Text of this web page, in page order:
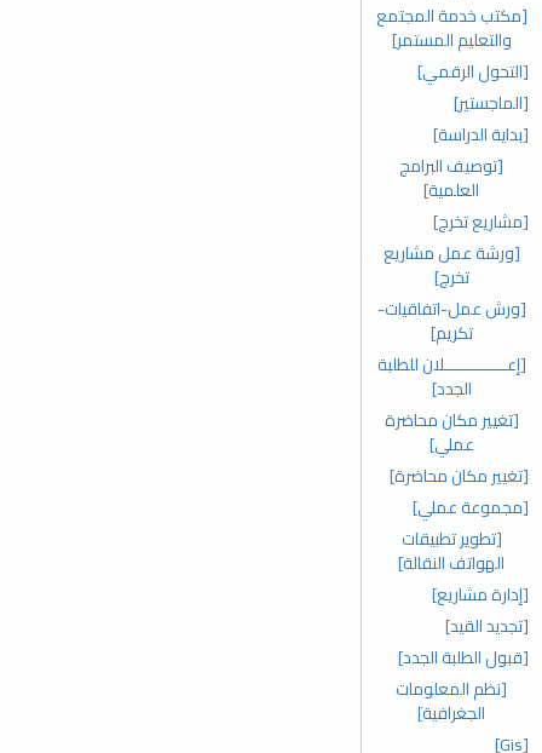
[مكتب خدمة المجتمع
والتعليم المستمر]
[التحول الرقمي]
[الماجستير]
[بداية الدراسة]
[توصيف البرامج
العلمية]
[مشاريع تخرج]
[ورشة عمل مشاريع
تخرج]
[ورش عمل-اتفاقيات-
تكريم]
[إعـــــــــــــلان للطلبة
الجدد]
[تغيير مكان محاضرة
عملي]
[تغيير مكان محاضرة]
[مجموعة عملي]
[تطوير تطبيقات
الهواتف النقالة]
[إدارة مشاريع]
[تجديد القيد]
[قبول الطلبة الجدد]
[نظم المعلومات
الجغرافية]
[Gis]